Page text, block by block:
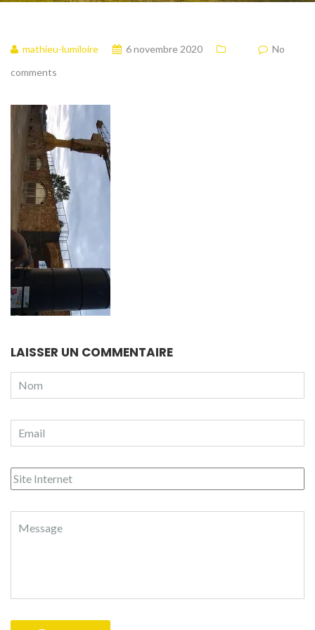
mathieu-lumiloire 6 novembre 2020
No
comments
LAISSER UN COMMENTAIRE